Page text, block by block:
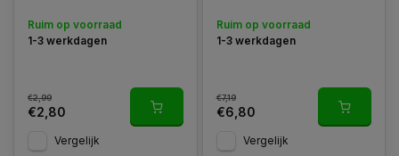
Ruim op voorraad
1-3 werkdagen
€2,99
€2,80
Vergelijk
Ruim op voorraad
1-3 werkdagen
€7,19
€6,80
Vergelijk